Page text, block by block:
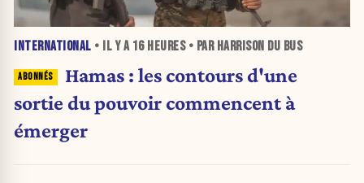
INTERNATIONAL • IL Y A 16 HEURES• PAR HARRISON DU BUS
Hamas : les contours d'une
sortie du pouvoir commencent à
émerger